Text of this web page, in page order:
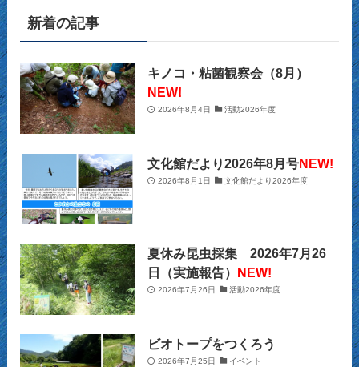
(31)
(27)
(20)
(29)
(26)
(22)
(16)
(13)
(9)
(63)
(10)
(2)
(18)
(14)
(15)
(21)
(22)
(32)
(39)
(39)
新着の記事
キノコ・粘菌観察会（8月）
NEW!
2026年8月4日 活動2026年度
文化館だより2026年8月号NEW!
2026年8月1日 文化館だより2026年度
夏休み昆虫採集 2026年7月26
日（実施報告） NEW!
2026年7月26日 活動2026年度
ビオトープをつくろう
2026年7月25日 イベント